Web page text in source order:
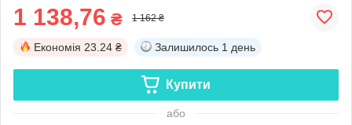
1 138,76 ₴ 1 162 ₴
Економія 23.24 ₴ Залишилось 1 день
Купити
або